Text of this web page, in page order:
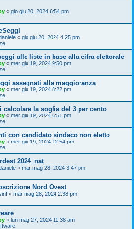
« gio giu 20, 2024 6:54 pm
« gio giu 20, 2024 4:25 pm
alle liste in base alla cifra elettorale
« mer giu 19, 2024 9:50 pm
assegnati alla maggioranza
« mer giu 19, 2024 8:22 pm
calcolare la soglia del 3 per cento
« mer giu 19, 2024 6:51 pm
con candidato sindaco non eletto
« mer giu 19, 2024 12:54 pm
2024_nat
« mar mag 28, 2024 3:47 pm
Nord Ovest
« mar mag 28, 2024 2:38 pm
« lun mag 27, 2024 11:38 am